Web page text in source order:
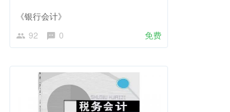
《银行会计》
92
0 免费